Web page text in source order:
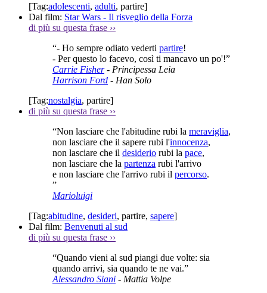
[Tag:adolescenti, adulti, partire]
Dal film: Star Wars - Il risveglio della Forza
di più su questa frase ››
“- Ho sempre odiato vederti partire!
- Per questo lo facevo, così ti mancavo un po'!”
Carrie Fisher- Principessa Leia
Harrison Ford - Han Solo
[Tag:nostalgia, partire]
di più su questa frase ››
“Non lasciare che l'abitudine rubi la meraviglia,
non lasciare che il sapere rubi l'innocenza,
non lasciare che il desiderio rubi la pace,
non lasciare che la partenza rubi l'arrivo
e non lasciare che l'arrivo rubi il percorso.
”
Marioluigi
[Tag:abitudine, desideri, partire, sapere]
Dal film: Benvenuti al sud
di più su questa frase ››
“Quando vieni al sud piangi due volte: sia
quando arrivi, sia quando te ne vai.”
Alessandro Siani - Mattia Volpe